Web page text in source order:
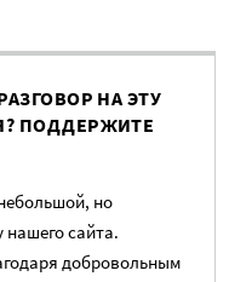
НА ЭТУ
ПОДДЕРЖИТЕ
но
нашего сайта.
добровольным